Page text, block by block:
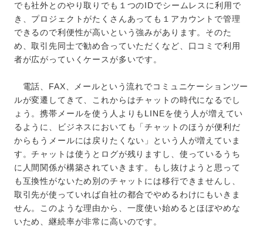
でも社外とのやり取りでも１つのIDでシームレスに利用で
き、プロジェクトがたくさんあっても１アカウントで管理
できるので利便性が高いという強みがあります。そのた
め、取引先同士で勧め合っていただくなど、口コミで利用
者が広がっていくケースが多いです。
電話、FAX、メールという流れでコミュニケーションツー
ルが変遷してきて、これからはチャットの時代になるでし
ょう。携帯メールを使う人よりもLINEを使う人が増えてい
るように、ビジネスにおいても「チャットのほうが便利だ
からもうメールには戻りたくない」という人が増えていま
す。チャットは使うとログが残りますし、使っているうち
に人間関係が構築されていきます。もし抜けようと思って
も互換性がないため別のチャットには移行できませんし、
取引先が使っていれば自社の都合でやめるわけにもいきま
せん。このような理由から、一度使い始めるとほぼやめな
いため、継続率が非常に高いのです。